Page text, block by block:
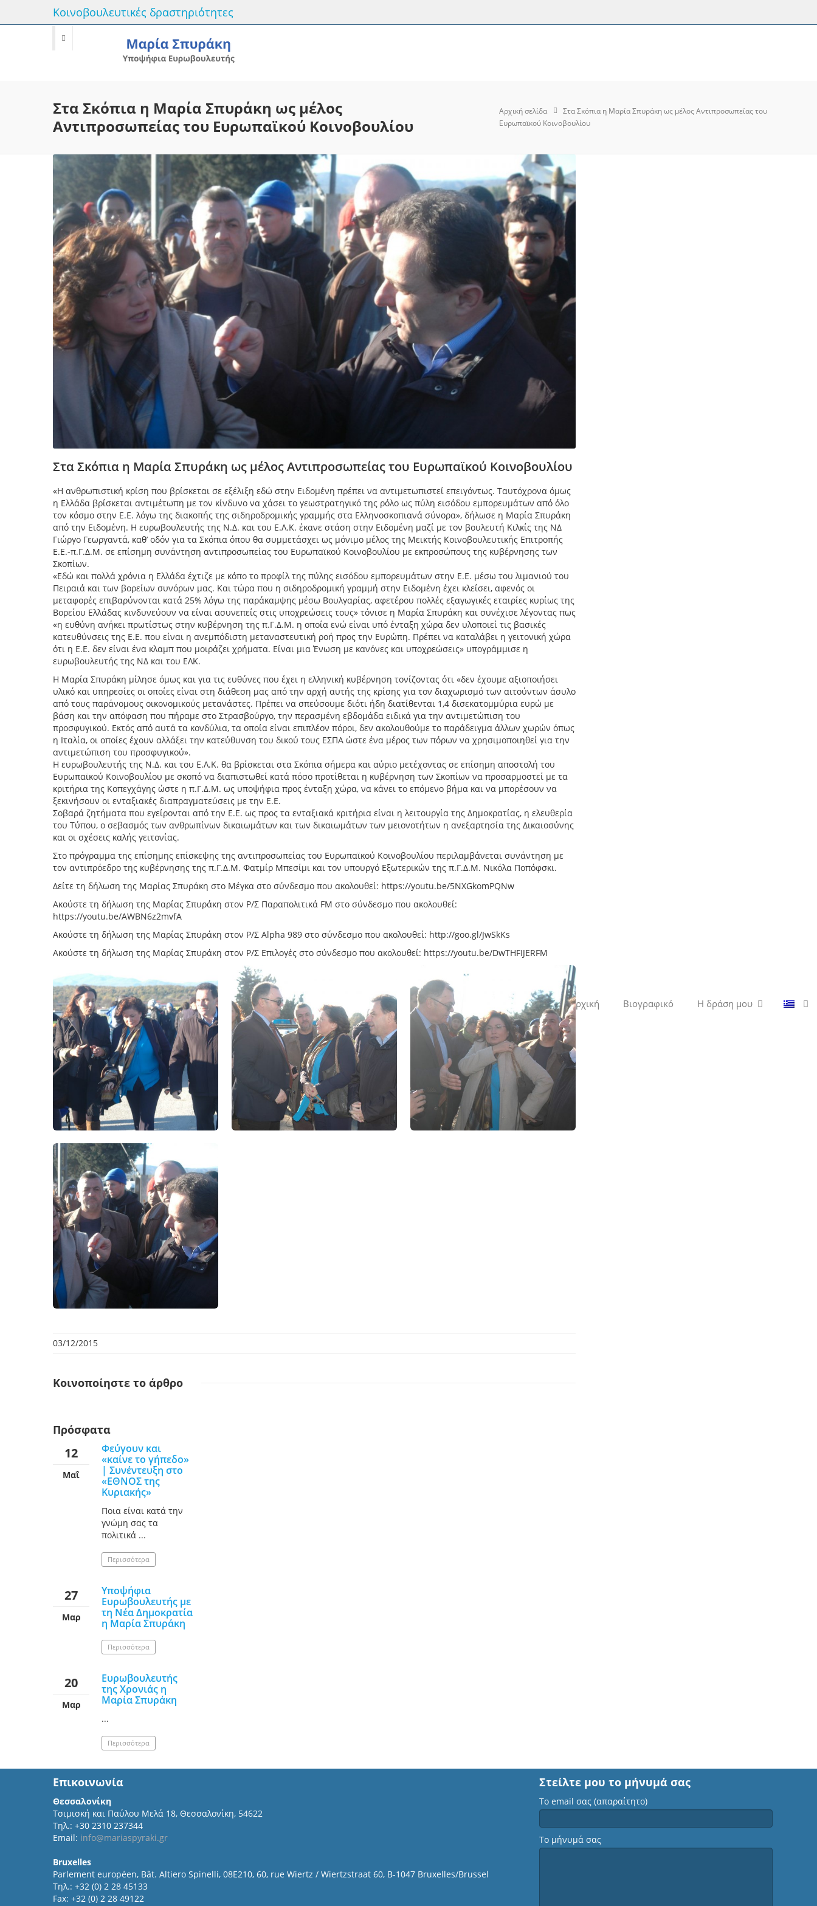
Κοινοβουλευτικές δραστηριότητες
Αρχική Βιογραφικό Η δράση μου
Στα Σκόπια η Μαρία Σπυράκη ως μέλος
Αντιπροσωπείας του Ευρωπαϊκού Κοινοβουλίου
Αρχική σελίδα
Στα Σκόπια η Μαρία Σπυράκη ως μέλος Αντιπροσωπείας του
Ευρωπαϊκού Κοινοβουλίου
Στα Σκόπια η Μαρία Σπυράκη ως μέλος Αντιπροσωπείας του Ευρωπαϊκού Κοινοβουλίου
«Η ανθρωπιστική κρίση που βρίσκεται σε εξέλιξη εδώ στην Ειδομένη πρέπει να αντιμετωπιστεί επειγόντως. Ταυτόχρονα όμως
η Ελλάδα βρίσκεται αντιμέτωπη με τον κίνδυνο να χάσει το γεωστρατηγικό της ρόλο ως πύλη εισόδου εμπορευμάτων από όλο
τον κόσμο στην Ε.Ε. λόγω της διακοπής της σιδηροδρομικής γραμμής στα Ελληνοσκοπιανά σύνορα», δήλωσε η Μαρία Σπυράκη
από την Ειδομένη. Η ευρωβουλευτής της Ν.Δ. και του Ε.Λ.Κ. έκανε στάση στην Ειδομένη μαζί με τον βουλευτή Κιλκίς της ΝΔ
Γιώργο Γεωργαντά, καθ’ οδόν για τα Σκόπια όπου θα συμμετάσχει ως μόνιμο μέλος της Μεικτής Κοινοβουλευτικής Επιτροπής
Ε.Ε.-π.Γ.Δ.Μ. σε επίσημη συνάντηση αντιπροσωπείας του Ευρωπαϊκού Κοινοβουλίου με εκπροσώπους της κυβέρνησης των
Σκοπίων.
«Εδώ και πολλά χρόνια η Ελλάδα έχτιζε με κόπο το προφίλ της πύλης εισόδου εμπορευμάτων στην Ε.Ε. μέσω του λιμανιού του
Πειραιά και των βορείων συνόρων μας. Και τώρα που η σιδηροδρομική γραμμή στην Ειδομένη έχει κλείσει, αφενός οι
μεταφορές επιβαρύνονται κατά 25% λόγω της παράκαμψης μέσω Βουλγαρίας, αφετέρου πολλές εξαγωγικές εταιρίες κυρίως της
Βορείου Ελλάδας κινδυνεύουν να είναι ασυνεπείς στις υποχρεώσεις τους» τόνισε η Μαρία Σπυράκη και συνέχισε λέγοντας πως
«η ευθύνη ανήκει πρωτίστως στην κυβέρνηση της π.Γ.Δ.Μ. η οποία ενώ είναι υπό ένταξη χώρα δεν υλοποιεί τις βασικές
κατευθύνσεις της Ε.Ε. που είναι η ανεμπόδιστη μεταναστευτική ροή προς την Ευρώπη. Πρέπει να καταλάβει η γειτονική χώρα
ότι η Ε.Ε. δεν είναι ένα κλαμπ που μοιράζει χρήματα. Είναι μια Ένωση με κανόνες και υποχρεώσεις» υπογράμμισε η
ευρωβουλευτής της ΝΔ και του ΕΛΚ.
Η Μαρία Σπυράκη μίλησε όμως και για τις ευθύνες που έχει η ελληνική κυβέρνηση τονίζοντας ότι «δεν έχουμε αξιοποιήσει
υλικό και υπηρεσίες οι οποίες είναι στη διάθεση μας από την αρχή αυτής της κρίσης για τον διαχωρισμό των αιτούντων άσυλο
από τους παράνομους οικονομικούς μετανάστες. Πρέπει να σπεύσουμε διότι ήδη διατίθενται 1,4 δισεκατομμύρια ευρώ με
βάση και την απόφαση που πήραμε στο Στρασβούργο, την περασμένη εβδομάδα ειδικά για την αντιμετώπιση του
προσφυγικού. Εκτός από αυτά τα κονδύλια, τα οποία είναι επιπλέον πόροι, δεν ακολουθούμε το παράδειγμα άλλων χωρών όπως
η Ιταλία, οι οποίες έχουν αλλάξει την κατεύθυνση του δικού τους ΕΣΠΑ ώστε ένα μέρος των πόρων να χρησιμοποιηθεί για την
αντιμετώπιση του προσφυγικού».
Η ευρωβουλευτής της Ν.Δ. και του Ε.Λ.Κ. θα βρίσκεται στα Σκόπια σήμερα και αύριο μετέχοντας σε επίσημη αποστολή του
Ευρωπαϊκού Κοινοβουλίου με σκοπό να διαπιστωθεί κατά πόσο προτίθεται η κυβέρνηση των Σκοπίων να προσαρμοστεί με τα
κριτήρια της Κοπεγχάγης ώστε η π.Γ.Δ.Μ. ως υποψήφια προς ένταξη χώρα, να κάνει το επόμενο βήμα και να μπορέσουν να
ξεκινήσουν οι ενταξιακές διαπραγματεύσεις με την Ε.Ε.
Σοβαρά ζητήματα που εγείρονται από την Ε.Ε. ως προς τα ενταξιακά κριτήρια είναι η λειτουργία της Δημοκρατίας, η ελευθερία
του Τύπου, ο σεβασμός των ανθρωπίνων δικαιωμάτων και των δικαιωμάτων των μειονοτήτων η ανεξαρτησία της Δικαιοσύνης
και οι σχέσεις καλής γειτονίας.
Στο πρόγραμμα της επίσημης επίσκεψης της αντιπροσωπείας του Ευρωπαϊκού Κοινοβουλίου περιλαμβάνεται συνάντηση με
τον αντιπρόεδρο της κυβέρνησης της π.Γ.Δ.Μ. Φατμίρ Μπεσίμι και τον υπουργό Εξωτερικών της π.Γ.Δ.Μ. Νικόλα Ποπόφσκι.
Δείτε τη δήλωση της Μαρίας Σπυράκη στο Μέγκα στο σύνδεσμο που ακολουθεί: https://youtu.be/5NXGkomPQNw
Aκούστε τη δήλωση της Μαρίας Σπυράκη στον Ρ/Σ Παραπολιτικά FM στο σύνδεσμο που ακολουθεί:
https://youtu.be/AWBN6z2mvfA
Ακούστε τη δήλωση της Μαρίας Σπυράκη στον Ρ/Σ Alpha 989 στο σύνδεσμο που ακολουθεί: http://goo.gl/JwSkKs
Ακούστε τη δήλωση της Μαρίας Σπυράκη στον Ρ/Σ Eπιλογές στο σύνδεσμο που ακολουθεί: https://youtu.be/DwTHFIJERFM
03/12/2015
Κοινοποίηστε το άρθρο
Πρόσφατα
12
Μαΐ
Φεύγουν και
«καίνε το γήπεδο»
| Συνέντευξη στο
«ΕΘΝΟΣ της
Κυριακής»
Ποια είναι κατά την
γνώμη σας τα
πολιτικά ...
Περισσότερα
27
Μαρ
Υποψήφια
Ευρωβουλευτής με
τη Νέα Δημοκρατία
η Μαρία Σπυράκη
Περισσότερα
20
Μαρ
Ευρωβουλευτής
της Χρονιάς η
Μαρία Σπυράκη
...
Περισσότερα
Επικοινωνία
Θεσσαλονίκη
Τσιμισκή και Παύλου Μελά 18, Θεσσαλονίκη, 54622
Τηλ.: +30 2310 237344
Email: info@mariaspyraki.gr
Bruxelles
Parlement européen, Bât. Altiero Spinelli, 08E210, 60, rue Wiertz / Wiertzstraat 60, B-1047 Bruxelles/Brussel
Τηλ.: +32 (0) 2 28 45133
Fax: +32 (0) 2 28 49122
Στείλτε μου το μήνυμά σας
Το email σας (απαραίτητο)
Το μήνυμά σας